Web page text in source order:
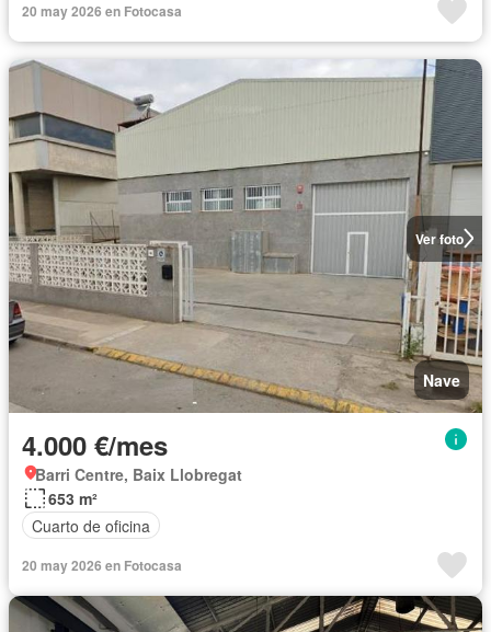
20 may 2026 en Fotocasa
Ver foto
Nave
4.000 €/mes
Barri Centre, Baix Llobregat
653 m²
Cuarto de oficina
20 may 2026 en Fotocasa